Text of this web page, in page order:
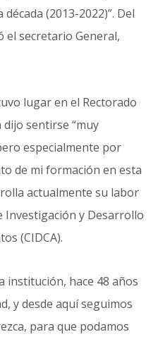
(2013-2022)”. Del
secretario General,
lugar en el Rectorado
sentirse “muy
especialmente por
de mi formación en esta
actualmente su labor
Investigación y Desarrollo
(CIDCA).
institución, hace 48 años
y desde aquí seguimos
para que podamos